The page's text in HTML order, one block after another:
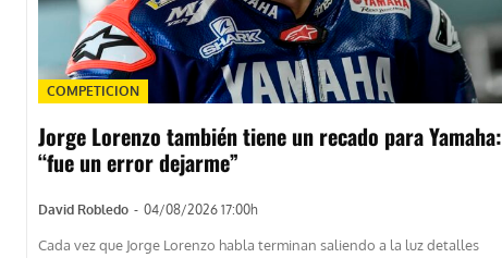
COMPETICION
Jorge Lorenzo también tiene un recado para Yamaha:
“fue un error dejarme”
David Robledo - 04/08/2026 17:00h
Cada vez que Jorge Lorenzo habla terminan saliendo a la luz detalles